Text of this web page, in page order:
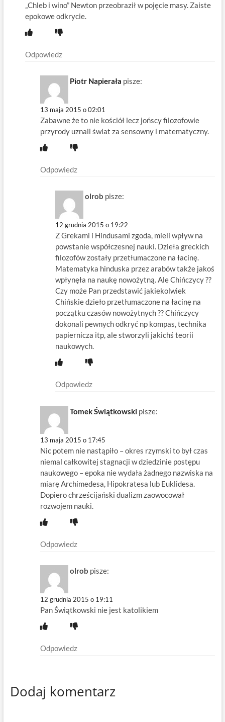
„Chleb i wino” Newton przeobraził w pojęcie masy. Zaiste
epokowe odkrycie.
Odpowiedz
Piotr Napierała pisze:
13 maja 2015 o 02:01
Zabawne że to nie kościół lecz jońscy filozofowie
przyrody uznali świat za sensowny i matematyczny.
Odpowiedz
olrob pisze:
12 grudnia 2015 o 19:22
Z Grekami i Hindusami zgoda, mieli wpływ na
powstanie współczesnej nauki. Dzieła greckich
filozofów zostały przetłumaczone na łacinę.
Matematyka hinduska przez arabów także jakoś
wpłynęła na naukę nowożytną. Ale Chińczycy ??
Czy może Pan przedstawić jakiekolwiek
Chińskie dzieło przetłumaczone na łacinę na
początku czasów nowożytnych ?? Chińczycy
dokonali pewnych odkryć np kompas, technika
papiernicza itp, ale stworzyli jakichś teorii
naukowych.
Odpowiedz
Tomek Świątkowski pisze:
13 maja 2015 o 17:45
Nic potem nie nastąpiło – okres rzymski to był czas
niemal całkowitej stagnacji w dziedzinie postępu
naukowego – epoka nie wydała żadnego nazwiska na
miarę Archimedesa, Hipokratesa lub Euklidesa.
Dopiero chrześcijański dualizm zaowocował
rozwojem nauki.
Odpowiedz
olrob pisze:
12 grudnia 2015 o 19:11
Pan Świątkowski nie jest katolikiem
Odpowiedz
Dodaj komentarz